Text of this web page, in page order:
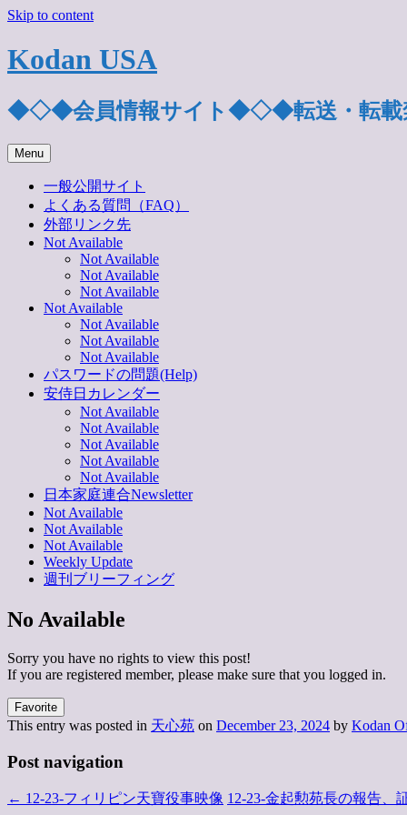
Skip to content
Kodan USA
◆◇◆会員情報サイト◆◇◆転送・転
Menu
一般公開サイト
よくある質問（FAQ）
外部リンク先
Not Available
Not Available
Not Available
Not Available
Not Available
Not Available
Not Available
Not Available
パスワードの問題(Help)
安侍日カレンダー
Not Available
Not Available
Not Available
Not Available
Not Available
日本家庭連合Newsletter
Not Available
Not Available
Not Available
Weekly Update
週刊ブリーフィング
No Available
Sorry you have no rights to view this post!
If you are registered member, please make sure that you logged in.
Favorite
This entry was posted in 天心苑 on December 23, 2024 by Kodan
Post navigation
← 12-23-フィリピン天寶役事映像 12-23-金起勲苑長の報告、